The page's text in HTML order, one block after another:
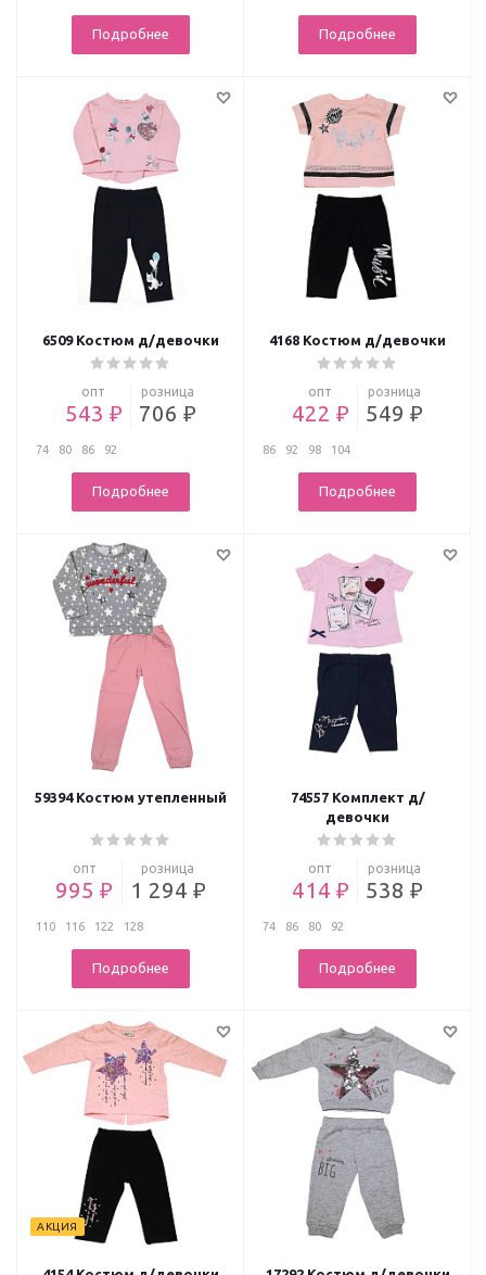
Подробнее Подробнее
6509 Костюм д/девочки
опт
543 ₽
розница
706 ₽
74 80 86 92
Подробнее
4168 Костюм д/девочки
опт
422 ₽
розница
549 ₽
86 92 98 104
Подробнее
59394 Костюм утепленный
опт
995 ₽
розница
1 294 ₽
110 116 122 128
Подробнее
74557 Комплект д/
девочки
опт
414 ₽
розница
538 ₽
74 86 80 92
Подробнее
АКЦИЯ